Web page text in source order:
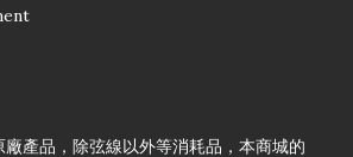
產品，除弦線以外等消耗品，本商城的